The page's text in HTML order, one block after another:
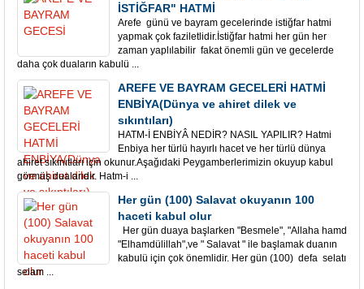
İSTİĞFAR" HATMİ
Arefe günü ve bayram gecelerinde istiğfar hatmi
yapmak çok faziletlidir.İstiğfar hatmi her gün her
zaman yaplılabilir fakat önemli gün ve gecelerde
daha çok duaların kabulü ...
AREFE VE BAYRAM GECELERİ HATMİ
ENBİYA(Dünya ve ahiret dilek ve
sıkıntıları)
HATM-İ ENBİYÂ NEDİR? NASIL YAPILIR? Hatmi
Enbiya her türlü hayırlı hacet ve her türlü dünya
ahiret sıkınıtları için okunur.Aşağıdaki Peygamberlerimizin okuyup kabul
görmüş dualarıdır. Hatm-i ...
Her gün (100) Salavat okuyanın 100
haceti kabul olur
Her gün duaya başlarken "Besmele", "Allaha hamd
"Elhamdülillah",ve " Salavat " ile başlamak duanın
kabulü için çok önemlidir. Her gün (100) defa selatı
selam ...